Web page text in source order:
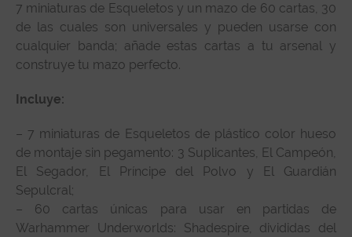
7 miniaturas de Esqueletos y un mazo de 60 cartas, 30
de las cuales son universales y pueden usarse con
cualquier banda; añade estas cartas a tu arsenal y
construye tu mazo perfecto.
Incluye:
– 7 miniaturas de Esqueletos de plástico color hueso
de montaje sin pegamento: 3 Suplicantes, El Campeón,
El Segador, El Príncipe del Polvo y El Guardián
Sepulcral;
– 60 cartas únicas para usar en partidas de
Warhammer Underworlds: Shadespire, divididas del